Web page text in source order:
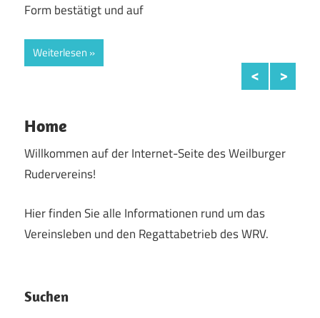
Form bestätigt und auf
Weiterlesen
Home
Willkommen auf der Internet-Seite des Weilburger
Rudervereins!
Hier finden Sie alle Informationen rund um das
Vereinsleben und den Regattabetrieb des WRV.
Suchen